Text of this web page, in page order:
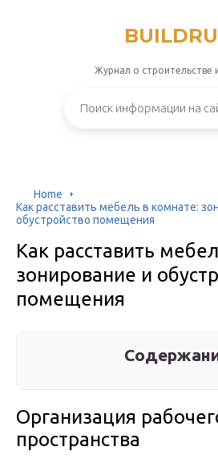
Журнал о строительстве
Home
Как расставить мебель в комнате:
обустройство помещения
Как расставить
зонирование и
помещения
Организация
пространства